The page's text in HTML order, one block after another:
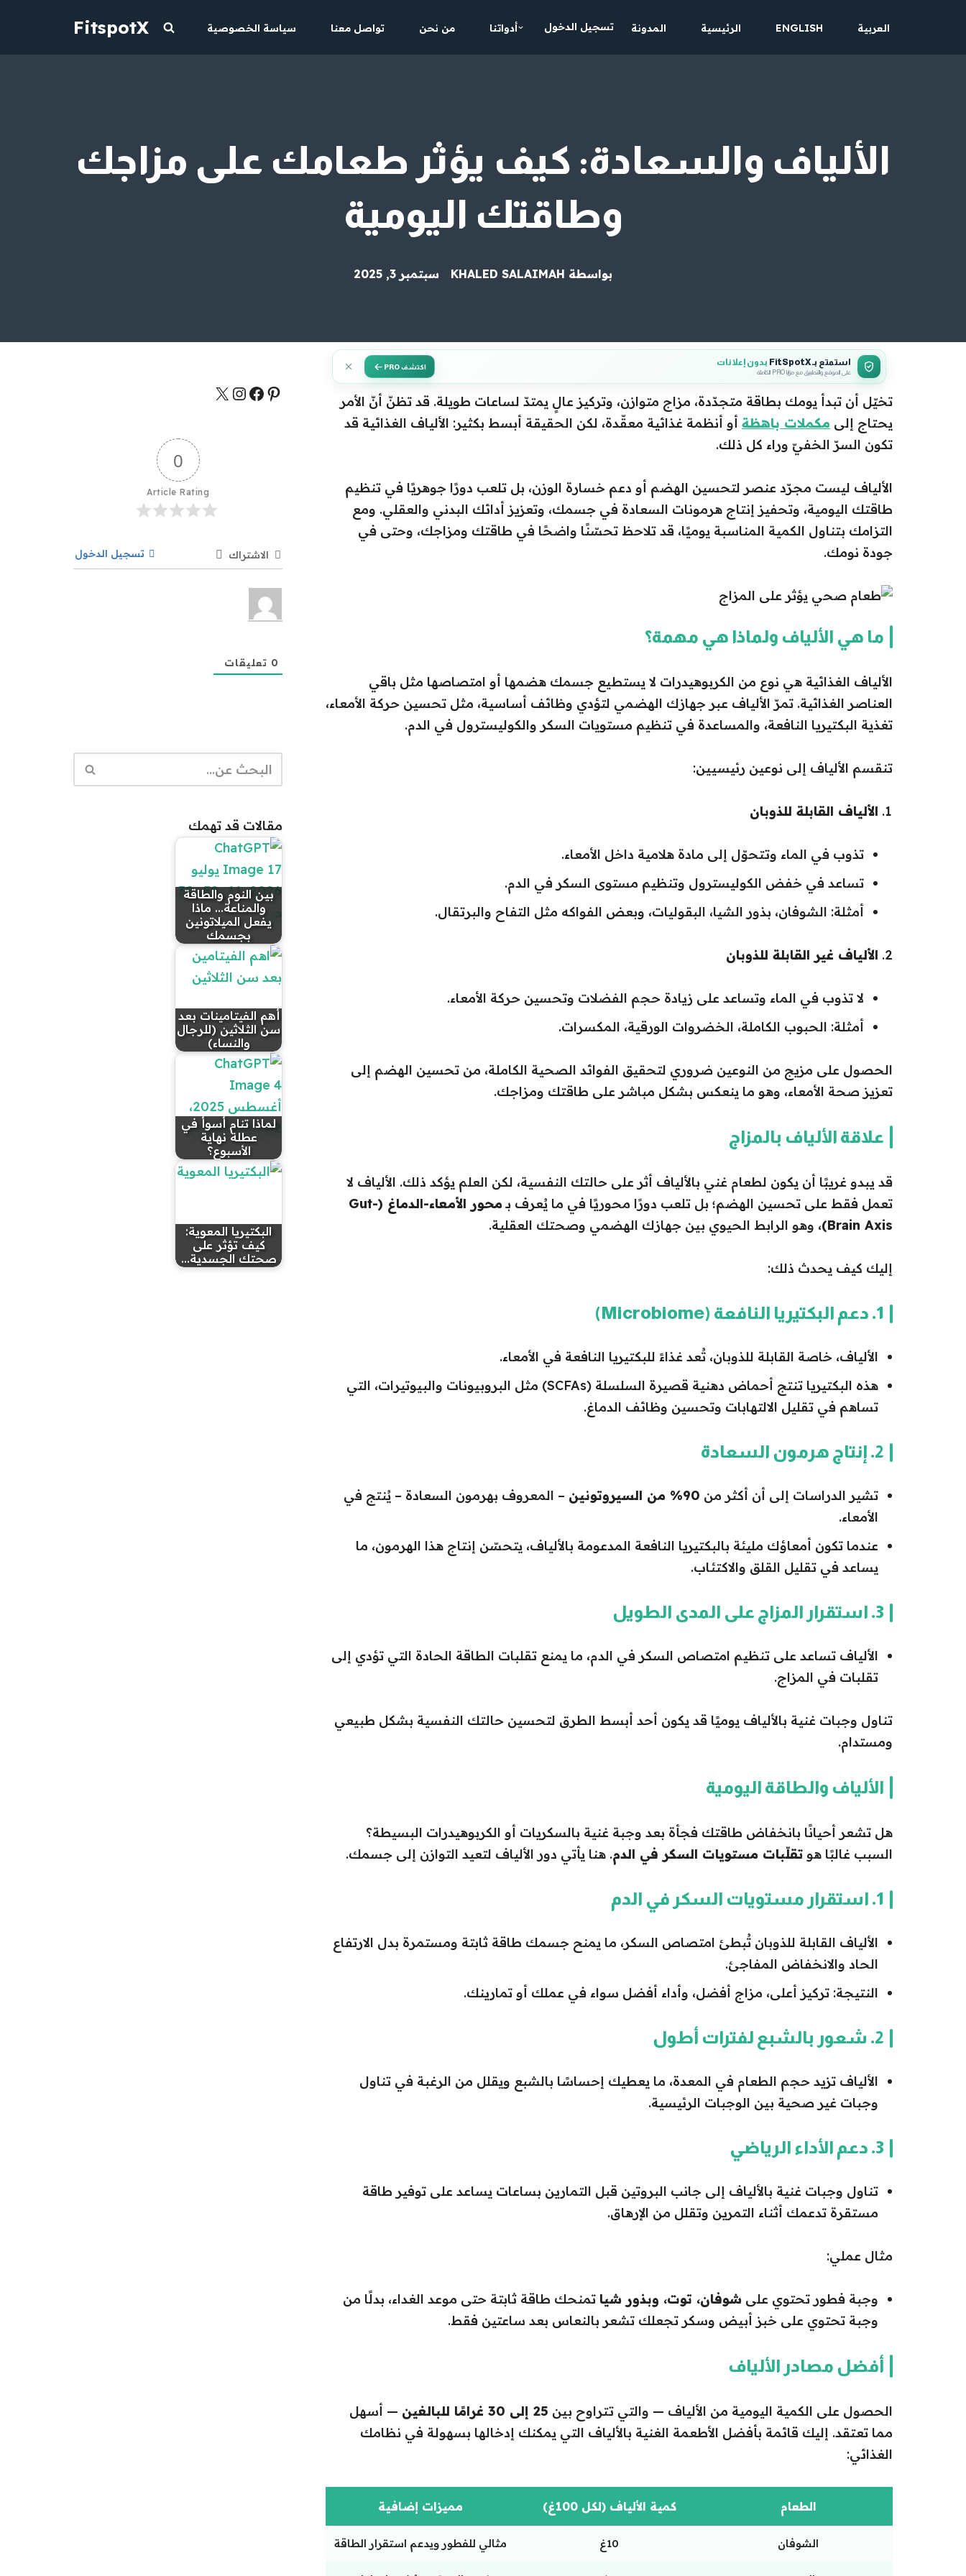
العربية ENGLISH الرئيسية المدونة تسجيل الدخول أدواتنا من نحن تواصل معنا سياسة الخصوصية FitspotX
الألياف والسعادة: كيف يؤثر طعامك على مزاجك
وطاقتك اليومية
بواسطة KHALED SALAIMAH سبتمبر 3, 2025
استمتع بـ FitSpotX بدون إعلانات
على الموقع والتطبيق مع مزايا PRO الكاملة
اكتشف PRO
تخيّل أن تبدأ يومك بطاقة متجدّدة، مزاج متوازن، وتركيز عالٍ يمتدّ لساعات طويلة. قد تظنّ أنّ الأمر
يحتاج إلى مكملات باهظة أو أنظمة غذائية معقّدة، لكن الحقيقة أبسط بكثير: الألياف الغذائية قد
تكون السرّ الخفيّ وراء كل ذلك.
الألياف ليست مجرّد عنصر لتحسين الهضم أو دعم خسارة الوزن، بل تلعب دورًا جوهريًا في تنظيم
طاقتك اليومية، وتحفيز إنتاج هرمونات السعادة في جسمك، وتعزيز أدائك البدني والعقلي. ومع
التزامك بتناول الكمية المناسبة يوميًا، قد تلاحظ تحسّنًا واضحًا في طاقتك ومزاجك، وحتى في
جودة نومك.
ما هي الألياف ولماذا هي مهمة؟
الألياف الغذائية هي نوع من الكربوهيدرات لا يستطيع جسمك هضمها أو امتصاصها مثل باقي
العناصر الغذائية. تمرّ الألياف عبر جهازك الهضمي لتؤدي وظائف أساسية، مثل تحسين حركة الأمعاء،
تغذية البكتيريا النافعة، والمساعدة في تنظيم مستويات السكر والكوليسترول في الدم.
تنقسم الألياف إلى نوعين رئيسيين:
الألياف القابلة للذوبان
تذوب في الماء وتتحوّل إلى مادة هلامية داخل الأمعاء.
تساعد في خفض الكوليسترول وتنظيم مستوى السكر في الدم.
أمثلة: الشوفان، بذور الشيا، البقوليات، وبعض الفواكه مثل التفاح والبرتقال.
الألياف غير القابلة للذوبان
لا تذوب في الماء وتساعد على زيادة حجم الفضلات وتحسين حركة الأمعاء.
أمثلة: الحبوب الكاملة، الخضروات الورقية، المكسرات.
الحصول على مزيج من النوعين ضروري لتحقيق الفوائد الصحية الكاملة، من تحسين الهضم إلى
تعزيز صحة الأمعاء، وهو ما ينعكس بشكل مباشر على طاقتك ومزاجك.
علاقة الألياف بالمزاج
قد يبدو غريبًا أن يكون لطعام غني بالألياف أثر على حالتك النفسية، لكن العلم يؤكد ذلك. الألياف لا
تعمل فقط على تحسين الهضم؛ بل تلعب دورًا محوريًا في ما يُعرف بـ
محور الأمعاء-الدماغ (Gut-
Brain Axis) ، وهو الرابط الحيوي بين جهازك الهضمي وصحتك العقلية.
إليك كيف يحدث ذلك:
1. دعم البكتيريا النافعة (Microbiome)
الألياف، خاصة القابلة للذوبان، تُعد غذاءً للبكتيريا النافعة في الأمعاء.
هذه البكتيريا تنتج أحماض دهنية قصيرة السلسلة (SCFAs) مثل البروبيونات والبيوتيرات، التي
تساهم في تقليل الالتهابات وتحسين وظائف الدماغ.
2. إنتاج هرمون السعادة
تشير الدراسات إلى أن أكثر من 90% من السيروتونين
– المعروف بهرمون السعادة – يُنتج في
الأمعاء.
عندما تكون أمعاؤك مليئة بالبكتيريا النافعة المدعومة بالألياف، يتحسّن إنتاج هذا الهرمون، ما
يساعد في تقليل القلق والاكتئاب.
3. استقرار المزاج على المدى الطويل
الألياف تساعد على تنظيم امتصاص السكر في الدم، ما يمنع تقلبات الطاقة الحادة التي تؤدي إلى
تقلبات في المزاج.
تناول وجبات غنية بالألياف يوميًا قد يكون أحد أبسط الطرق لتحسين حالتك النفسية بشكل طبيعي
ومستدام.
الألياف والطاقة اليومية
هل تشعر أحيانًا بانخفاض طاقتك فجأة بعد وجبة غنية بالسكريات أو الكربوهيدرات البسيطة؟
السبب غالبًا هو تقلّبات مستويات السكر في الدم. هنا يأتي دور الألياف لتعيد التوازن إلى جسمك.
1. استقرار مستويات السكر في الدم
الألياف القابلة للذوبان تُبطئ امتصاص السكر، ما يمنح جسمك طاقة ثابتة ومستمرة بدل الارتفاع
الحاد والانخفاض المفاجئ.
النتيجة: تركيز أعلى، مزاج أفضل، وأداء أفضل سواء في عملك أو تمارينك.
2. شعور بالشبع لفترات أطول
الألياف تزيد حجم الطعام في المعدة، ما يعطيك إحساسًا بالشبع ويقلل من الرغبة في تناول
وجبات غير صحية بين الوجبات الرئيسية.
3. دعم الأداء الرياضي
تناول وجبات غنية بالألياف إلى جانب البروتين قبل التمارين بساعات يساعد على توفير طاقة
مستقرة تدعمك أثناء التمرين وتقلل من الإرهاق.
مثال عملي:
وجبة فطور تحتوي على شوفان، توت، وبذور شيا تمنحك طاقة ثابتة حتى موعد الغداء، بدلًا من
وجبة تحتوي على خبز أبيض وسكر تجعلك تشعر بالنعاس بعد ساعتين فقط.
أفضل مصادر الألياف
الحصول على الكمية اليومية من الألياف — والتي تتراوح بين 25 إلى 30 غرامًا للبالغين
— أسهل
مما تعتقد. إليك قائمة بأفضل الأطعمة الغنية بالألياف التي يمكنك إدخالها بسهولة في نظامك
الغذائي:
الطعام كمية الألياف (لكل 100غ) مميزات إضافية
الشوفان 10غ مثالي للفطور ويدعم استقرار الطاقة
0
Article Rating
الاشتراك تسجيل الدخول
0 تعليقات
مقالات قد تهمك
بين النوم والطاقة
والمناعة... ماذا
يفعل الميلاتونين
بجسمك
أهم الفيتامينات بعد
سن الثلاثين (للرجال
والنساء)
لماذا تنام أسوأ في
عطلة نهاية
الأسبوع؟
البكتيريا المعوية:
كيف تؤثر على
صحتك الجسدية…